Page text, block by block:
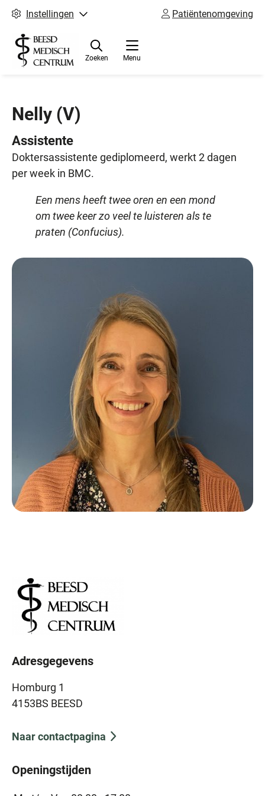
Instellingen Patiëntenomgeving
Menu
Zoeken
Nelly (V)
Assistente
Doktersassistente gediplomeerd, werkt 2 dagen
per week in BMC.
Een mens heeft twee oren en een mond
om twee keer zo veel te luisteren als te
praten (Confucius).
Adresgegevens
Homburg 1
4153BS BEESD
Naar contactpagina
Openingstijden